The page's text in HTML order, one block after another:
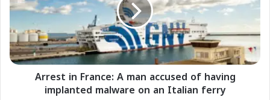
o
:
c
o
l
s
t
i
n
F
Arrest in France: A man accused of having
implanted malware on an Italian ferry